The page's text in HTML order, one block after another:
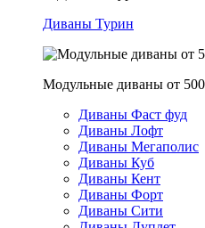
Диваны Турин
Модульные диваны от
Диваны Фаст фуд
Диваны Лофт
Диваны Мегаполис
Диваны Куб
Диваны Кент
Диваны Форт
Диваны Сити